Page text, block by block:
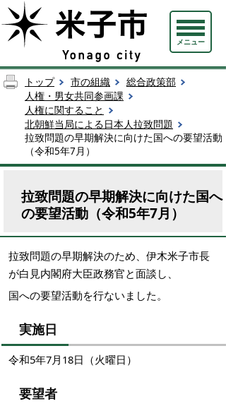
メニュー
トップ 市の組織
総合政策部
人権・男女共同参画課
人権に関すること
北朝鮮当局による日本人拉致問題
拉致問題の早期解決に向けた国への要望活動
（令和5年7月）
拉致問題の早期解決に向けた国へ
の要望活動（令和5年7月）
拉致問題の早期解決のため、伊木米子市長
が白見内閣府大臣政務官と面談し、
国への要望活動を行ないました。
実施日
令和5年7月18日（火曜日）
要望者